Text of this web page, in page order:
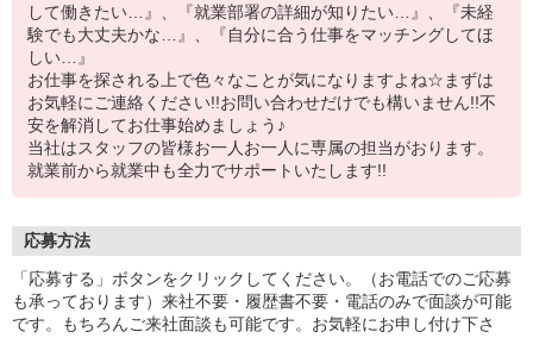
して働きたい…』、『就業部署の詳細が知りたい…』、『未経
験でも大丈夫かな…』、『自分に合う仕事をマッチングしてほ
しい…』
お仕事を探される上で色々なことが気になりますよね☆まずは
お気軽にご連絡ください!!お問い合わせだけでも構いません!!不
安を解消してお仕事始めましょう♪
当社はスタッフの皆様お一人お一人に専属の担当がおります。
就業前から就業中も全力でサポートいたします!!
応募方法
「応募する」ボタンをクリックしてください。（お電話でのご応募
も承っております）来社不要・履歴書不要・電話のみで面談が可能
です。もちろんご来社面談も可能です。お気軽にお申し付け下さ